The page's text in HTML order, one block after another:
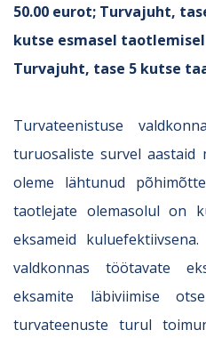
50.00 eurot; Turvajuht,
kutse esmasel
Turvajuht, tase 5 kutse
Turvateenistuse
turuosaliste survel aastaid
oleme lähtunud
taotlejate olemasolul on
eksameid
valdkonnas töötavate
eksamite läbiviimise
turvateenuste turul